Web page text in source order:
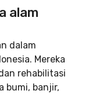
alam
dalam
Mereka
rehabilitasi
bumi, banjir,